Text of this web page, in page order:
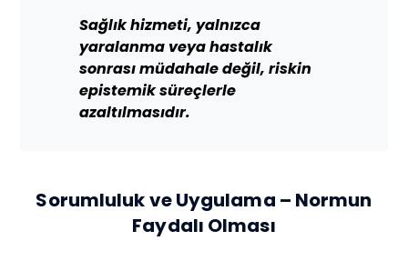
Sağlık hizmeti, yalnızca
yaralanma veya hastalık
sonrası müdahale değil, riskin
epistemik süreçlerle
azaltılmasıdır.
Sorumluluk ve Uygulama – Normun
Faydalı Olması